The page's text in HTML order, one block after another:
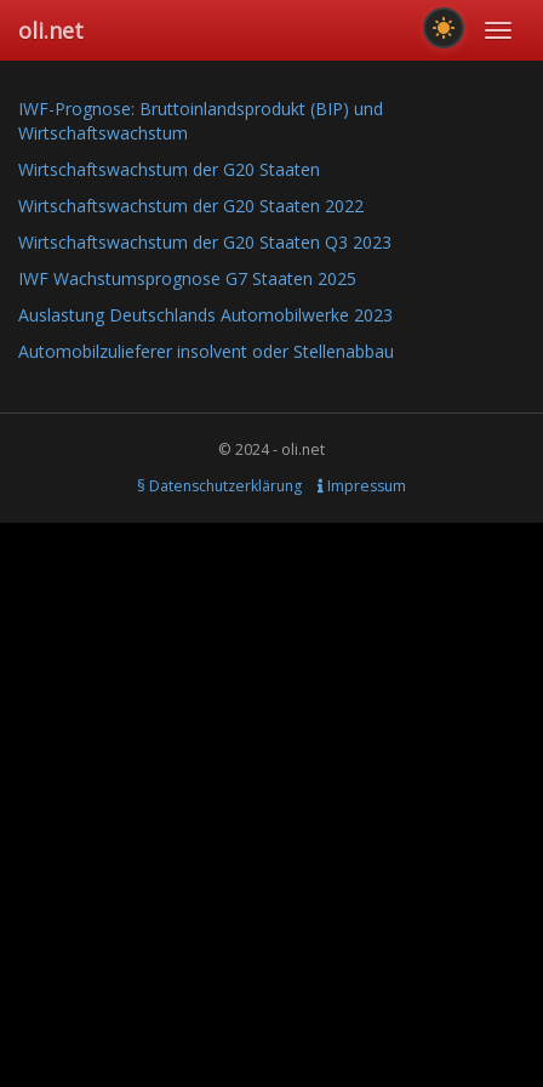
main
oli.net
IWF-Prognose: Bruttoinlandsprodukt (BIP) und
Wirtschaftswachstum
Wirtschaftswachstum der G20 Staaten
Wirtschaftswachstum der G20 Staaten 2022
Wirtschaftswachstum der G20 Staaten Q3 2023
IWF Wachstumsprognose G7 Staaten 2025
Auslastung Deutschlands Automobilwerke 2023
Automobilzulieferer insolvent oder Stellenabbau
© 2024 - oli.net
§ Datenschutzerklärung
Impressum